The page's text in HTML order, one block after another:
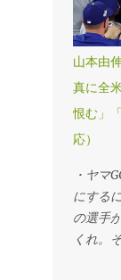
塁のピ
に抑え
手兼指
は三回
手を膝
戦以来
2安打1
あみろ
謝する
ショー
あああ
山本由
真に全
恨む」
応）
・ヤマ
にする
の選手
くれ。